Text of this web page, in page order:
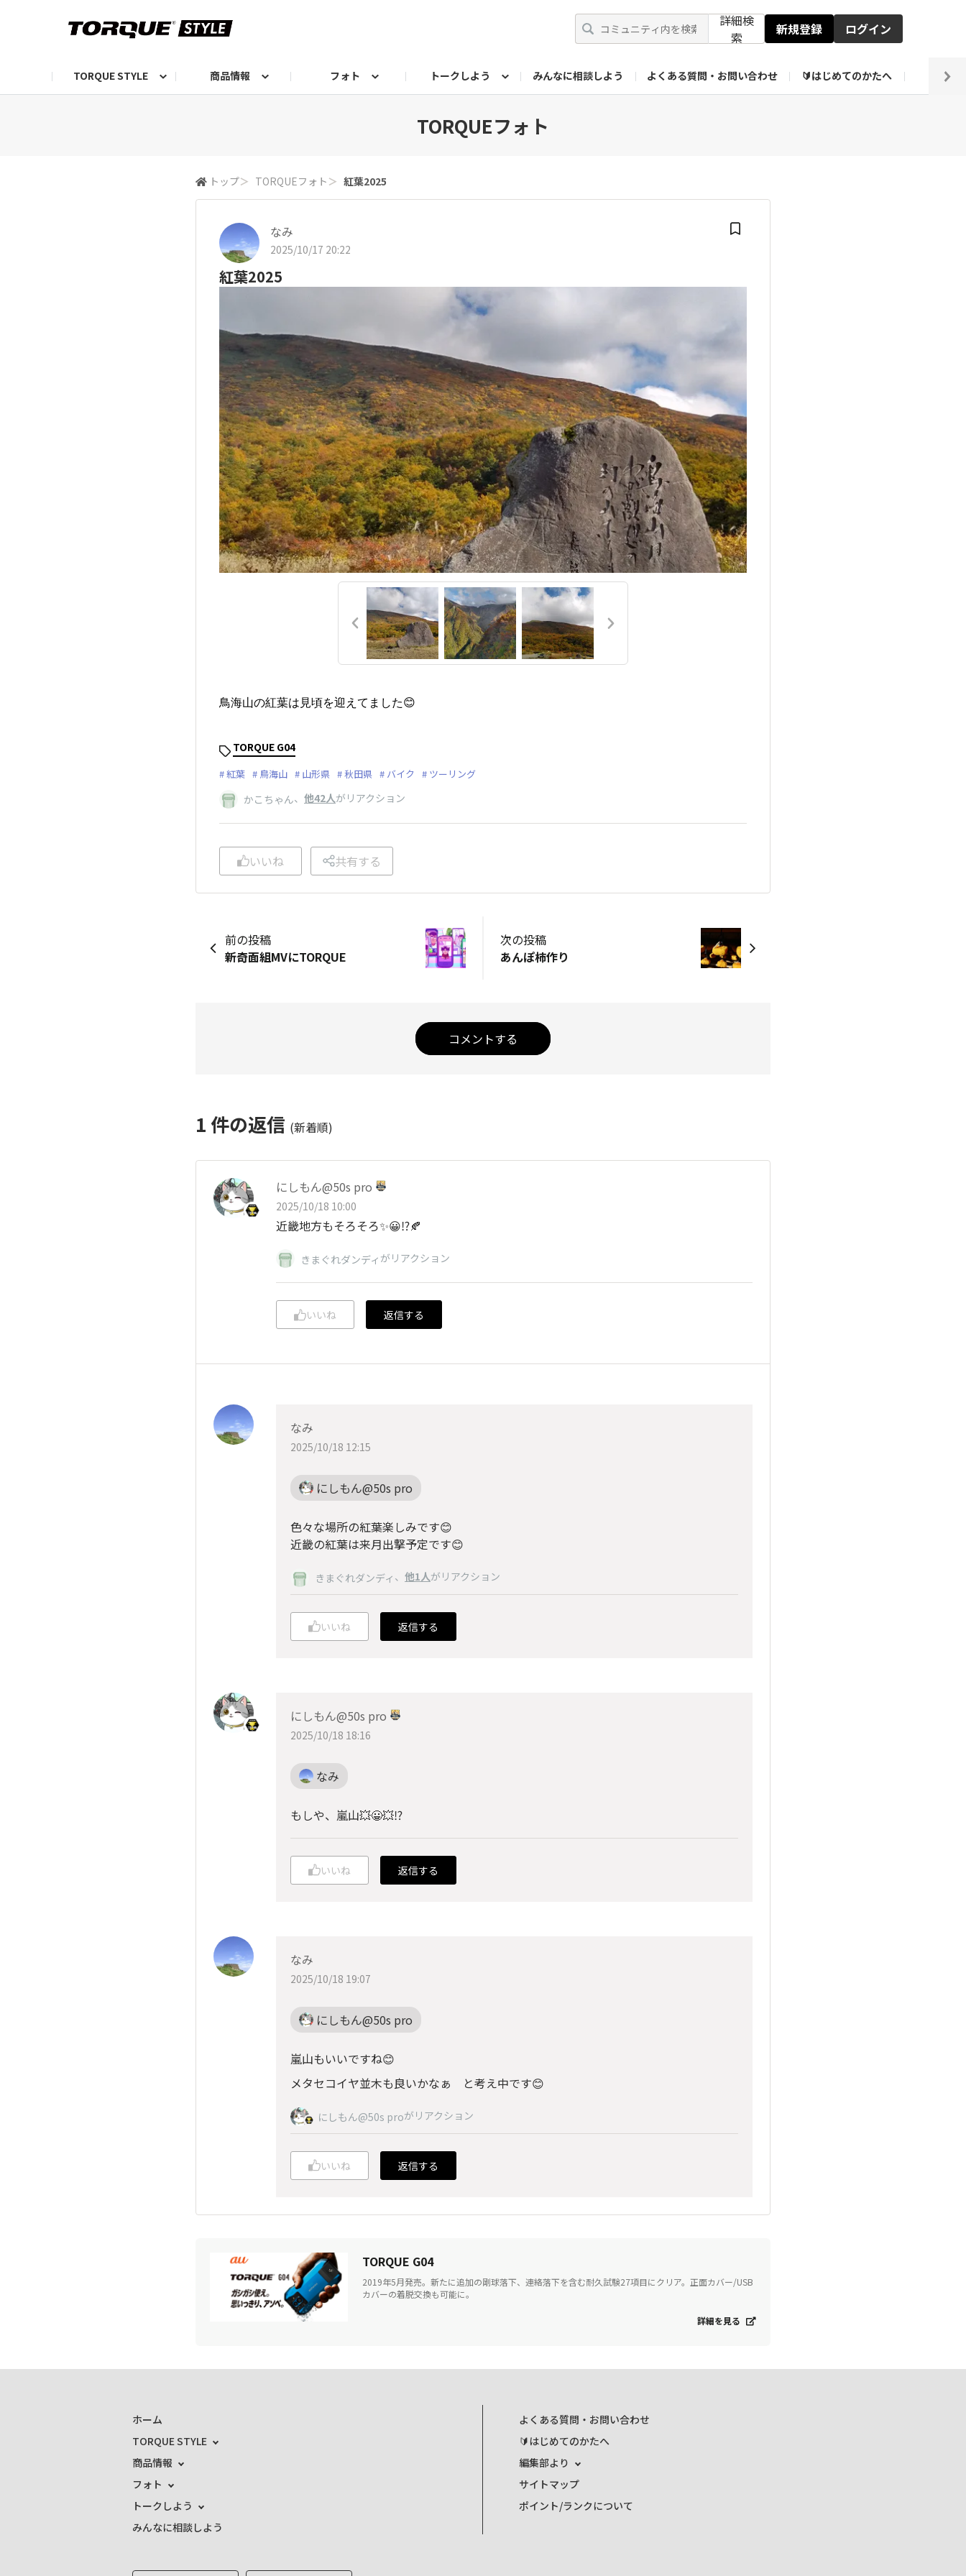
詳細検
索
新規登録 ログイン
TORQUE STYLE 商品情報 フォト トークしよう みんなに相談しよう よくある質問・お問い合わせ 🔰はじめてのかたへ 編集
TORQUEフォト
トップ＞ TORQUEフォト ＞ 紅葉2025
なみ
2025/10/17 20:22
紅葉2025
鳥海山の紅葉は見頃を迎えてました😊
TORQUE G04
紅葉 鳥海山 山形県 秋田県 バイク ツーリング
かこちゃん、 他42人がリアクション
いいね 共有する
前の投稿
新奇面組MVにTORQUE
次の投稿
あんぽ柿作り
コメントする
1 件の返信 (新着順)
にしもん@50s pro
2025/10/18 10:00
近畿地方もそろそろ✨😀⁉️🍂
きまぐれダンディ がリアクション
いいね 返信する
なみ
2025/10/18 12:15
にしもん@50s pro
色々な場所の紅葉楽しみです😊
近畿の紅葉は来月出撃予定です😊
きまぐれダンディ 、 他1人がリアクション
いいね 返信する
にしもん@50s pro
2025/10/18 18:16
なみ
もしや、嵐山💥😀💥⁉️
いいね 返信する
なみ
2025/10/18 19:07
にしもん@50s pro
嵐山もいいですね😊
メタセコイヤ並木も良いかなぁ と考え中です😊
にしもん@50s proがリアクション
いいね 返信する
TORQUE G04
2019年5月発売。新たに追加の剛球落下、連絡落下を含む耐久試験27項目にクリア。正面カバー/USB
カバーの着脱交換も可能に。
詳細を見る
ホーム
TORQUE STYLE
商品情報
フォト
トークしよう
みんなに相談しよう
よくある質問・お問い合わせ
🔰はじめてのかたへ
編集部より
サイトマップ
ポイント/ランクについて